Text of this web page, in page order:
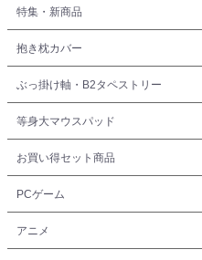
特集・新商品
抱き枕カバー
ぶっ掛け軸・B2タペストリー
等身大マウスパッド
お買い得セット商品
PCゲーム
アニメ